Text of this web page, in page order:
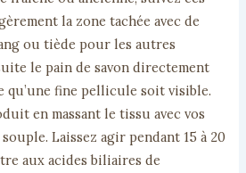
la zone tachée avec de
ou tiède pour les autres
le pain de savon directement
qu’une fine pellicule soit visible.
en massant le tissu avec vos
Laissez agir pendant 15 à 20
aux acides biliaires de